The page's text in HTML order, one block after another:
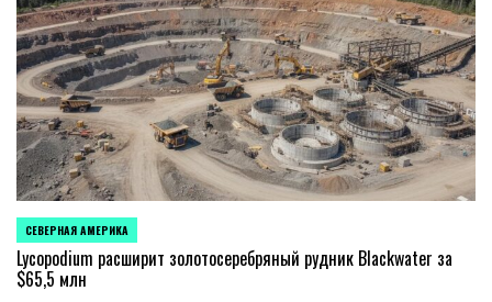
ОПУБЛИКОВАНО
В
СЕВЕРНАЯ АМЕРИКА
Lycopodium расширит золотосеребряный рудник Blackwater за
$65,5 млн